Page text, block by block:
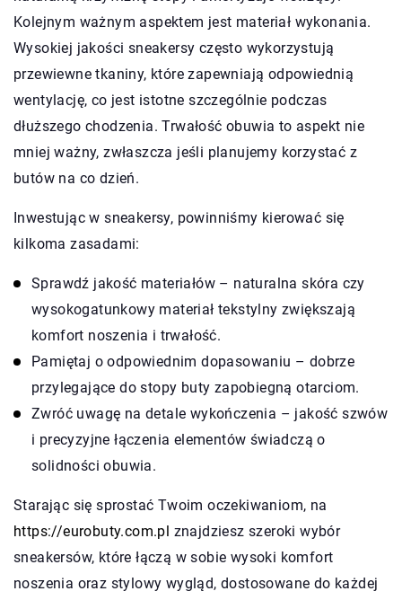
Kolejnym ważnym aspektem jest materiał wykonania.
Wysokiej jakości sneakersy często wykorzystują
przewiewne tkaniny, które zapewniają odpowiednią
wentylację, co jest istotne szczególnie podczas
dłuższego chodzenia. Trwałość obuwia to aspekt nie
mniej ważny, zwłaszcza jeśli planujemy korzystać z
butów na co dzień.
Inwestując w sneakersy, powinniśmy kierować się
kilkoma zasadami:
Sprawdź jakość materiałów – naturalna skóra czy
wysokogatunkowy materiał tekstylny zwiększają
komfort noszenia i trwałość.
Pamiętaj o odpowiednim dopasowaniu – dobrze
przylegające do stopy buty zapobiegną otarciom.
Zwróć uwagę na detale wykończenia – jakość szwów
i precyzyjne łączenia elementów świadczą o
solidności obuwia.
Starając się sprostać Twoim oczekiwaniom, na
https://eurobuty.com.pl znajdziesz szeroki wybór
sneakersów, które łączą w sobie wysoki komfort
noszenia oraz stylowy wygląd, dostosowane do każdej